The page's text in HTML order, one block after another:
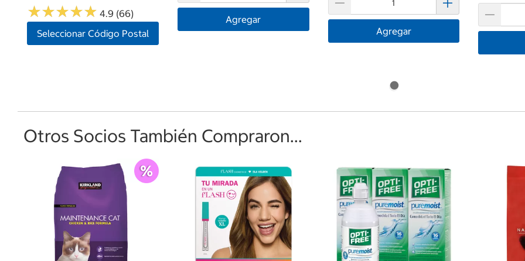
★★★★★
★★★★★ 4.9 (66)
Seleccionar Código Postal
Agregar
Agregar
Otros Socios También Compraron...